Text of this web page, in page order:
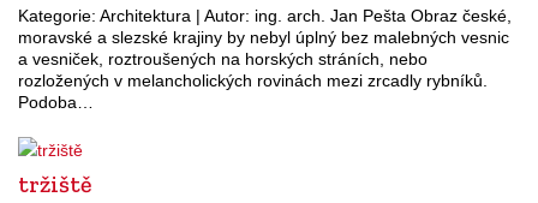
Kategorie: Architektura | Autor: ing. arch. Jan Pešta Obraz české,
moravské a slezské krajiny by nebyl úplný bez malebných vesnic
a vesniček, roztroušených na horských stráních, nebo
rozložených v melancholických rovinách mezi zrcadly rybníků.
Podoba…
tržiště